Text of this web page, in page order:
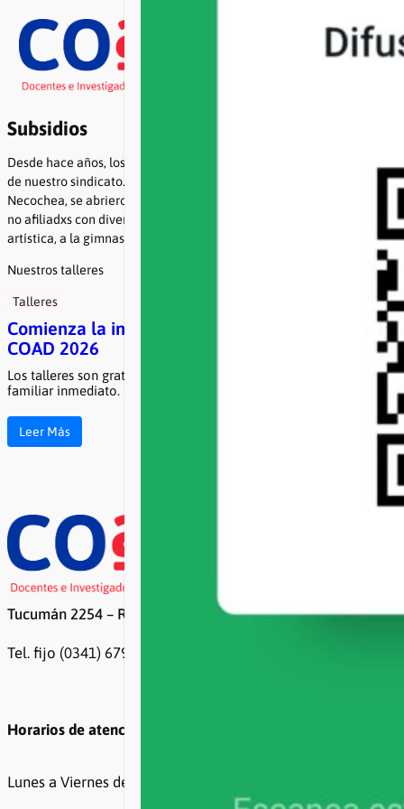
contenido
FacebookInstagram
YouTube
Buscar
Subsidios
Desde hace años, los talleres de la COAD son una marca registrada
de nuestro sindicato. Desde sus inicios, en la antigua sede de calle
Necochea, se abrieron espacios para afiliadxs, familiares directos y
no afiliadxs con diversas propuestas vinculadas a la expresión
artística, a la gimnasia corporal y al juego.
Nuestros talleres
Talleres
Comienza la inscripción a los talleres de la
COAD 2026
Los talleres son gratuitos para afiliadxs a COAD y su grupo
familiar inmediato. Para lxs no afiliadxs tienen un costo …
Leer Más
Tucumán 2254 – Rosario
Tel. fijo (0341) 6799500 / 6799499
Horarios de atención
Lunes a Viernes de 8 a 20hs